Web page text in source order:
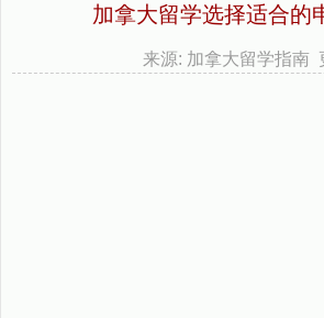
加拿大留学选择适合的
来源: 加拿大留学指南